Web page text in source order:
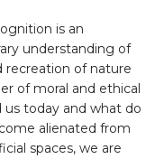
is an
understanding of
recreation of nature
of moral and ethical
us today and what do
alienated from
spaces, we are